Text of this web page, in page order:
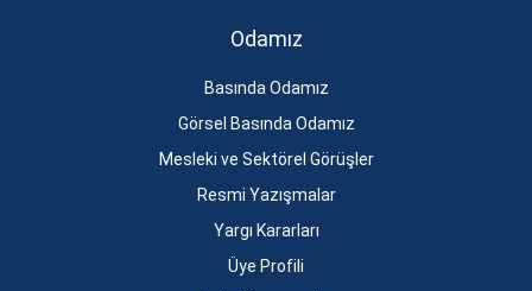
Odamız
Basında Odamız
Görsel Basında Odamız
Mesleki ve Sektörel Görüşler
Resmi Yazışmalar
Yargı Kararları
Üye Profili